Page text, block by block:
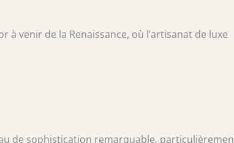
à venir de la Renaissance, où l’artisanat de luxe
de sophistication remarquable,